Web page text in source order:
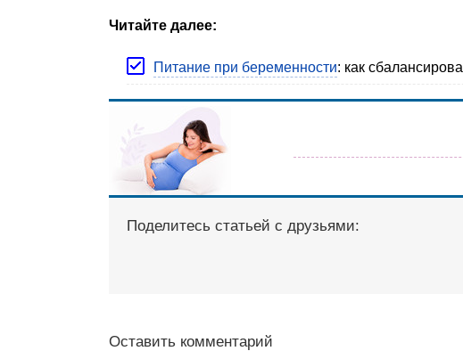
Читайте далее:
Питание при беременности: как
Поделитесь статьей с друзьями:
Оставить комментарий